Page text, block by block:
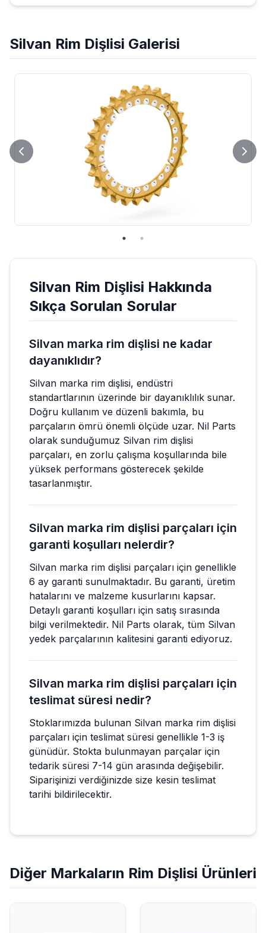
Silvan Rim Dişlisi Galerisi
Silvan Rim Dişlisi Hakkında
Sıkça Sorulan Sorular
Silvan marka rim dişlisi ne kadar
dayanıklıdır?
Silvan marka rim dişlisi, endüstri
standartlarının üzerinde bir dayanıklılık sunar.
Doğru kullanım ve düzenli bakımla, bu
parçaların ömrü önemli ölçüde uzar. Nil Parts
olarak sunduğumuz Silvan rim dişlisi
parçaları, en zorlu çalışma koşullarında bile
yüksek performans gösterecek şekilde
tasarlanmıştır.
Silvan marka rim dişlisi parçaları için
garanti koşulları nelerdir?
Silvan marka rim dişlisi parçaları için genellikle
6 ay garanti sunulmaktadır. Bu garanti, üretim
hatalarını ve malzeme kusurlarını kapsar.
Detaylı garanti koşulları için satış sırasında
bilgi verilmektedir. Nil Parts olarak, tüm Silvan
yedek parçalarının kalitesini garanti ediyoruz.
Silvan marka rim dişlisi parçaları için
teslimat süresi nedir?
Stoklarımızda bulunan Silvan marka rim dişlisi
parçaları için teslimat süresi genellikle 1-3 iş
günüdür. Stokta bulunmayan parçalar için
tedarik süresi 7-14 gün arasında değişebilir.
Siparişinizi verdiğinizde size kesin teslimat
tarihi bildirilecektir.
Diğer Markaların Rim Dişlisi Ürünleri